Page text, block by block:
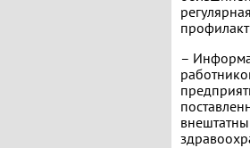
–